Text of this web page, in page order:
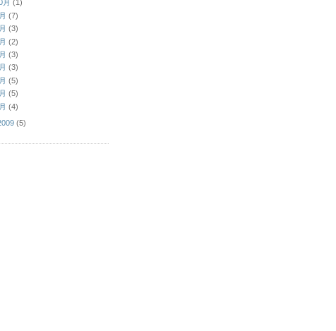
月 (1)
(7)
(3)
(2)
(3)
(3)
(5)
(5)
(4)
(5)